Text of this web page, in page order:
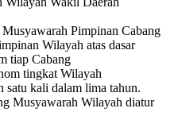
Pimpinan Cabang
Wilayah atas dasar
tiap Cabang
tingkat Wilayah
satu kali dalam lima tahun.
Musyawarah Wilayah diatur